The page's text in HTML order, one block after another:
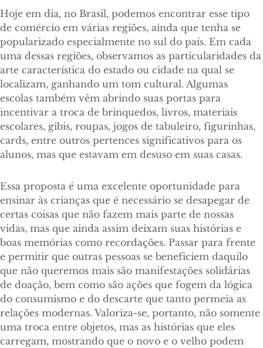
Hoje em dia, no Brasil, podemos encontrar esse tipo
de comércio em várias regiões, ainda que tenha se
popularizado especialmente no sul do país. Em cada
uma dessas regiões, observamos as particularidades da
arte característica do estado ou cidade na qual se
localizam, ganhando um tom cultural. Algumas
escolas também vêm abrindo suas portas para
incentivar a troca de brinquedos, livros, materiais
escolares, gibis, roupas, jogos de tabuleiro, figurinhas,
cards, entre outros pertences significativos para os
alunos, mas que estavam em desuso em suas casas.
Essa proposta é uma excelente oportunidade para
ensinar às crianças que é necessário se desapegar de
certas coisas que não fazem mais parte de nossas
vidas, mas que ainda assim deixam suas histórias e
boas memórias como recordações. Passar para frente
e permitir que outras pessoas se beneficiem daquilo
que não queremos mais são manifestações solidárias
de doação, bem como são ações que fogem da lógica
do consumismo e do descarte que tanto permeia as
relações modernas. Valoriza-se, portanto, não somente
uma troca entre objetos, mas as histórias que eles
carregam, mostrando que o novo e o velho podem